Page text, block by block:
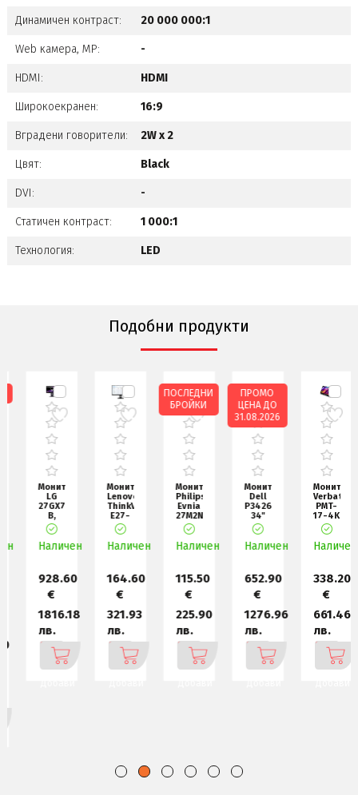
Динамичен контраст: 20 000 000:1
Web камера, MP: -
HDMI: HDMI
Широкоекранен: 16:9
Вградени говорители: 2W x 2
Цвят: Black
DVI: -
Статичен контраст: 1 000:1
Технология: LED
Подобни продукти
Монитор
LG
27GX790A-
UltraGear
26.5"
OLED,
Наличен
928.60
1816.18
лв.
Монитор
Lenovo
ThinkVision
E27-
40
27"
IPS,
Наличен
164.60
321.93
лв.
Монитор
Philips
Evnia
27M2N3200S,
27"
Fast
IPS
Наличен
115.50
225.90
лв.
ПОСЛЕДНИ
БРОЙКИ
Монитор
Dell
P3426WEB,
34"
Curved
Conferencing
Mon
Наличен
652.90
1276.96
лв.
ПРОМО
ЦЕНА ДО
31.08.2026
Монитор
Verbatim
PMT-
17-4K
Portable
Touchscreen
Mo
Наличен
338.20
661.46
лв.